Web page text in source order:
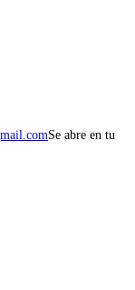
Se abre en tu